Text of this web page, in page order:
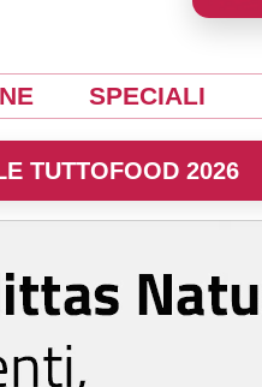
SPECIALI
TUTTOFOOD 2026